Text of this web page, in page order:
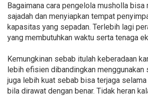
Bagaimana cara pengelola musholla bisa
sajadah dan menyiapkan tempat
kapasitas yang sepadan. Terlebih lagi
yang membutuhkan waktu serta tenaga
Kemungkinan sebab itulah keberadaan
lebih efisien dibandingkan menggunakan
juga lebih kuat sebab bisa terjaga
bila dirawat dengan benar. Tidak heran